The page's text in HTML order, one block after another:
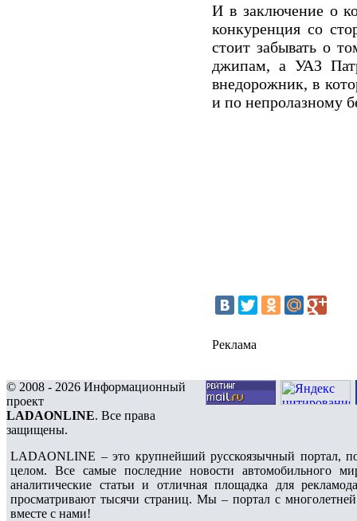
И в заключение о
конкуренция со
стоит забывать о
джипам, а УАЗ
внедорожник, в
и по непролазному
Реклама
© 2008 - 2026 Информационный
проект
LADAONLINE. Все права
защищены.
LADAONLINE – это крупнейший русскоязычный портал,
целом. Все самые последние новости автомобильного
аналитические статьи и отличная площадка для
просматривают тысячи страниц. Мы – портал с
вместе с нами!